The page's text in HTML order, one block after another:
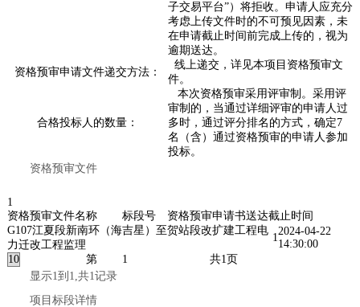
子交易平台”）将拒收。申请人应充分
考虑上传文件时的不可预见因素，未
在申请截止时间前完成上传的，视为
逾期送达。
资格预审申请文件递交方法：
线上递交，详见本项目资格预审文
件。
合格投标人的数量：
本次资格预审采用评审制。采用评
审制的，当通过详细评审的申请人过
多时，通过评分排名的方式，确定7
名（含）通过资格预审的申请人参加
投标。
资格预审文件
1
资格预审文件名称
标段号
资格预审申请书送达截止时间
G107江夏段新南环（海吉星）至贺站段改扩建工程电
力迁改工程监理
1
2024-04-22
14:30:00
第
共1页
显示1到1,共1记录
项目标段详情